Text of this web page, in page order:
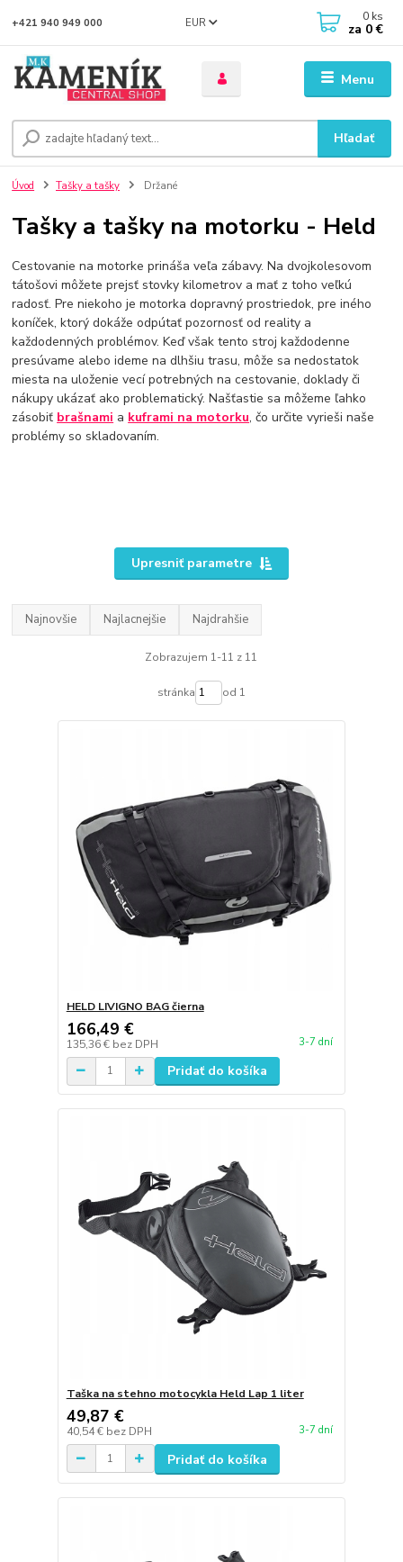
Menu
EUR
Hľadať
+421 940 949 000 0 ks
za 0 €
Úvod Tašky a tašky Držané
Tašky a tašky na motorku - Held
Cestovanie na motorke prináša veľa zábavy. Na dvojkolesovom
tátošovi môžete prejsť stovky kilometrov a mať z toho veľkú
radosť. Pre niekoho je motorka dopravný prostriedok, pre iného
koníček, ktorý dokáže odpútať pozornosť od reality a
každodenných problémov. Keď však tento stroj každodenne
presúvame alebo ideme na dlhšiu trasu, môže sa nedostatok
miesta na uloženie vecí potrebných na cestovanie, doklady či
nákupy ukázať ako problematický. Našťastie sa môžeme ľahko
zásobiť brašnami a kuframi na motorku, čo určite vyrieši naše
problémy so skladovaním.
Upresniť parametre
Najnovšie Najlacnejšie Najdrahšie
Zobrazujem 1-11 z 11
stránka od 1
HELD LIVIGNO BAG čierna
166,49 €
135,36 € bez DPH 3-7 dní
Pridať do košíka
Taška na stehno motocykla Held Lap 1 liter
49,87 €
40,54 € bez DPH 3-7 dní
Pridať do košíka